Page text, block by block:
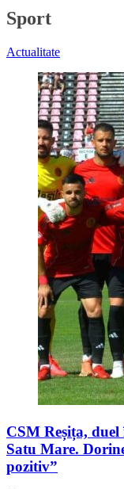
Sport
Actualitate
CSM Reșița,
Satu Mare.
pozitiv”